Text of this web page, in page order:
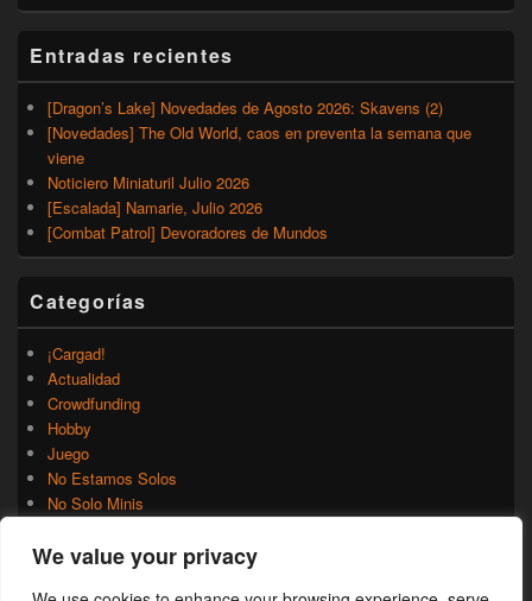
We value your privacy
Entradas recientes
[Dragon’s Lake] Novedades de Agosto 2026: Skavens (2)
[Novedades] The Old World, caos en preventa la semana que
viene
Noticiero Miniaturil Julio 2026
[Escalada] Namarie, Julio 2026
[Combat Patrol] Devoradores de Mundos
Categorías
¡Cargad!
Actualidad
Crowdfunding
Hobby
Juego
No Estamos Solos
No Solo Minis
Rumores